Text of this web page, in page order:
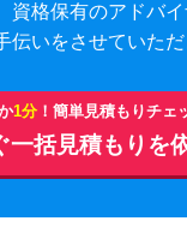
資格保有のアドバ
伝いをさせていただ
1分！簡単見積もりチェ
一括見積もりを